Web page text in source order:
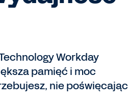
Workday
pamięć i moc
nie poświęcając